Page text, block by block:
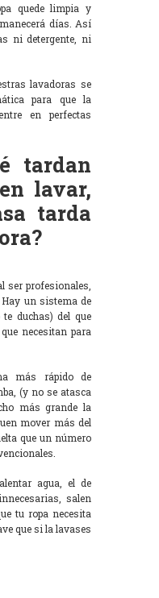
quede limpia y
días. Así
ni detergente, ni
lavadoras se
para que la
en perfectas
tardan
lavar,
tarda
ser profesionales,
un sistema de
duchas) del que
necesitan para
más rápido de
(y no se atasca
más grande la
mover más del
que un número
agua, el de
salen
tu ropa necesita
que si la lavases